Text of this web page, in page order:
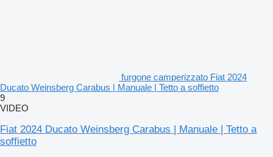
furgone camperizzato Fiat 2024
Ducato Weinsberg Carabus | Manuale | Tetto a soffietto
9
VIDEO
Fiat 2024 Ducato Weinsberg Carabus | Manuale | Tetto a
soffietto